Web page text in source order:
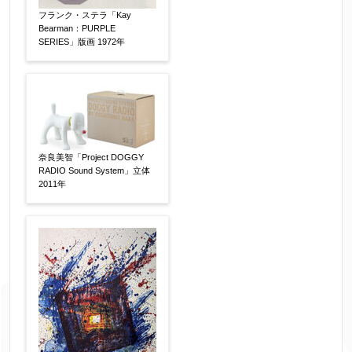
フランク・ステラ「Kay
Bearman：PURPLE
SERIES」版画 1972年
奈良美智「Project DOGGY
RADIO Sound System」立体
2011年